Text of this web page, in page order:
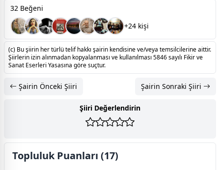
32 Beğeni
+24 kişi
(c) Bu şiirin her türlü telif hakkı şairin kendisine ve/veya temsilcilerine aittir.
Şiirlerin izin alınmadan kopyalanması ve kullanılması 5846 sayılı Fikir ve
Sanat Eserleri Yasasına göre suçtur.
Şairin Önceki Şiiri Şairin Sonraki Şiiri
Şiiri Değerlendirin
Topluluk Puanları (17)